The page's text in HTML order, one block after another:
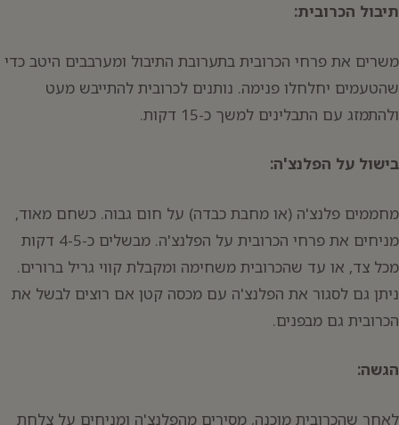
תיבול הכרובית:
משרים את פרחי הכרובית בתערובת התיבול ומערבבים היטב כדי
שהטעמים יחלחלו פנימה. נותנים לכרובית להתייבש מעט
ולהתמזג עם התבלינים למשך כ-15 דקות.
בישול על הפלנצ'ה:
מחממים פלנצ'ה (או מחבת כבדה) על חום גבוה. כשחם מאוד,
מניחים את פרחי הכרובית על הפלנצ'ה. מבשלים כ-4-5 דקות
מכל צד, או עד שהכרובית משחימה ומקבלת קווי גריל ברורים.
ניתן גם לסגור את הפלנצ'ה עם מכסה קטן אם רוצים לבשל את
הכרובית גם מבפנים.
הגשה:
לאחר שהכרובית מוכנה, מסירים מהפלנצ'ה ומניחים על צלחת